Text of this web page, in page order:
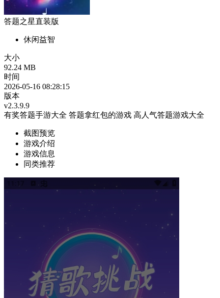
答题之星直装版
休闲益智
大小
92.24 MB
时间
2026-05-16 08:28:15
版本
v2.3.9.9
有奖答题手游大全 答题拿红包的游戏 高人气答题游戏大全
截图预览
游戏介绍
游戏信息
同类推荐